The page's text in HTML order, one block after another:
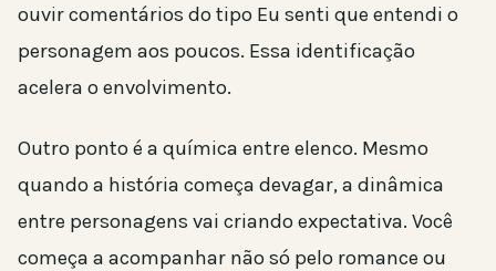
ouvir comentários do tipo Eu senti que entendi o
personagem aos poucos. Essa identificação
acelera o envolvimento.
Outro ponto é a química entre elenco. Mesmo
quando a história começa devagar, a dinâmica
entre personagens vai criando expectativa. Você
começa a acompanhar não só pelo romance ou